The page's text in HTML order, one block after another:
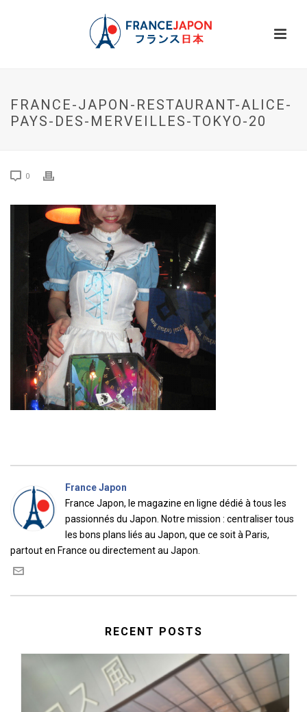
FRANCE-JAPON-RESTAURANT-ALICE-
PAYS-DES-MERVEILLES-TOKYO-20
0
France Japon
France Japon, le magazine en ligne dédié à tous les
passionnés du Japon. Notre mission : centraliser tous
les bons plans liés au Japon, que ce soit à Paris,
partout en France ou directement au Japon.
RECENT POSTS